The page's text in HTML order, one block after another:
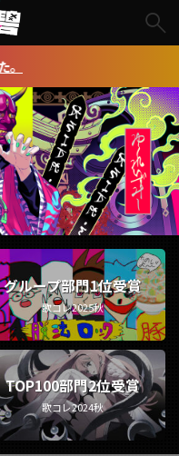
グループ部門1位受賞
歌コレ2025秋
TOP100部門2位受賞
歌コレ2024秋